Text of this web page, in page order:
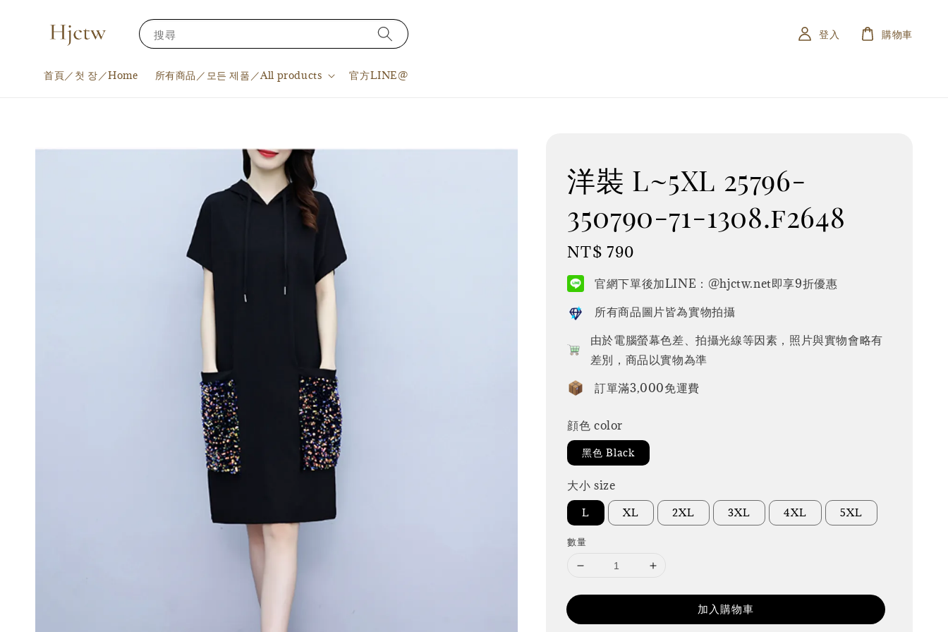
搜尋
首頁／첫 장／Home 所有商品／모든 제품／All products 官方LINE@
登入 購物車
洋裝 L~5XL 25796-
350790-71-1308.f2648
Regular
price
NT$ 790
官網下單後加LINE：@hjctw.net即享9折優惠
所有商品圖片皆為實物拍攝
由於電腦螢幕色差、拍攝光線等因素，照片與實物會略有
差別，商品以實物為準
訂單滿3,000免運費
顔色 color
黑色 Black
大小 size
L XL 2XL 3XL 4XL 5XL
數量
加入購物車